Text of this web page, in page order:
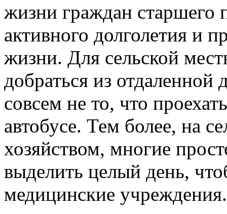
жизни граждан старшего
активного долголетия и
жизни. Для сельской
добраться из отдаленной
совсем не то, что
автобусе. Тем более, на
хозяйством, многие
выделить целый день,
медицинские